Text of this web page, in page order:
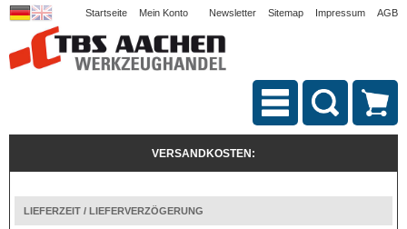
Startseite Mein Konto Newsletter Sitemap Impressum AGB
VERSANDKOSTEN:
LIEFERZEIT / LIEFERVERZÖGERUNG